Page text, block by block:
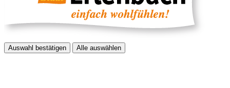
Auswahl bestätigen Alle auswählen